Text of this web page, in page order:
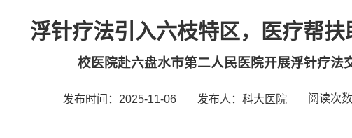
浮针疗法引入六枝特区，医疗帮
校医院赴六盘水市第二人民医院开展浮针疗法
发布时间：2025-11-06 发布人：科大医院 阅读次数